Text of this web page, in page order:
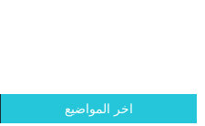
اخر المواضيع